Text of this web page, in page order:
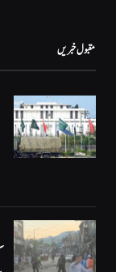
مقبول خبریں